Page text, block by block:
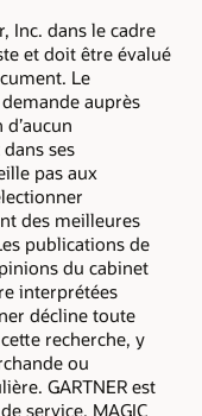
Inc. dans le cadre
et doit être évalué
Le
auprès
ses
pas aux
des meilleures
publications de
du cabinet
interprétées
décline toute
recherche, y
ou
GARTNER est
service. MAGIC